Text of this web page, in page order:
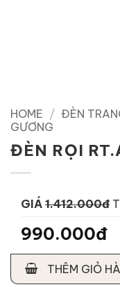
HOME / ĐÈN
GƯƠNG
ĐÈN RỌI
GIÁ 1.412.000đ
990.000đ
THÊM GIỎ